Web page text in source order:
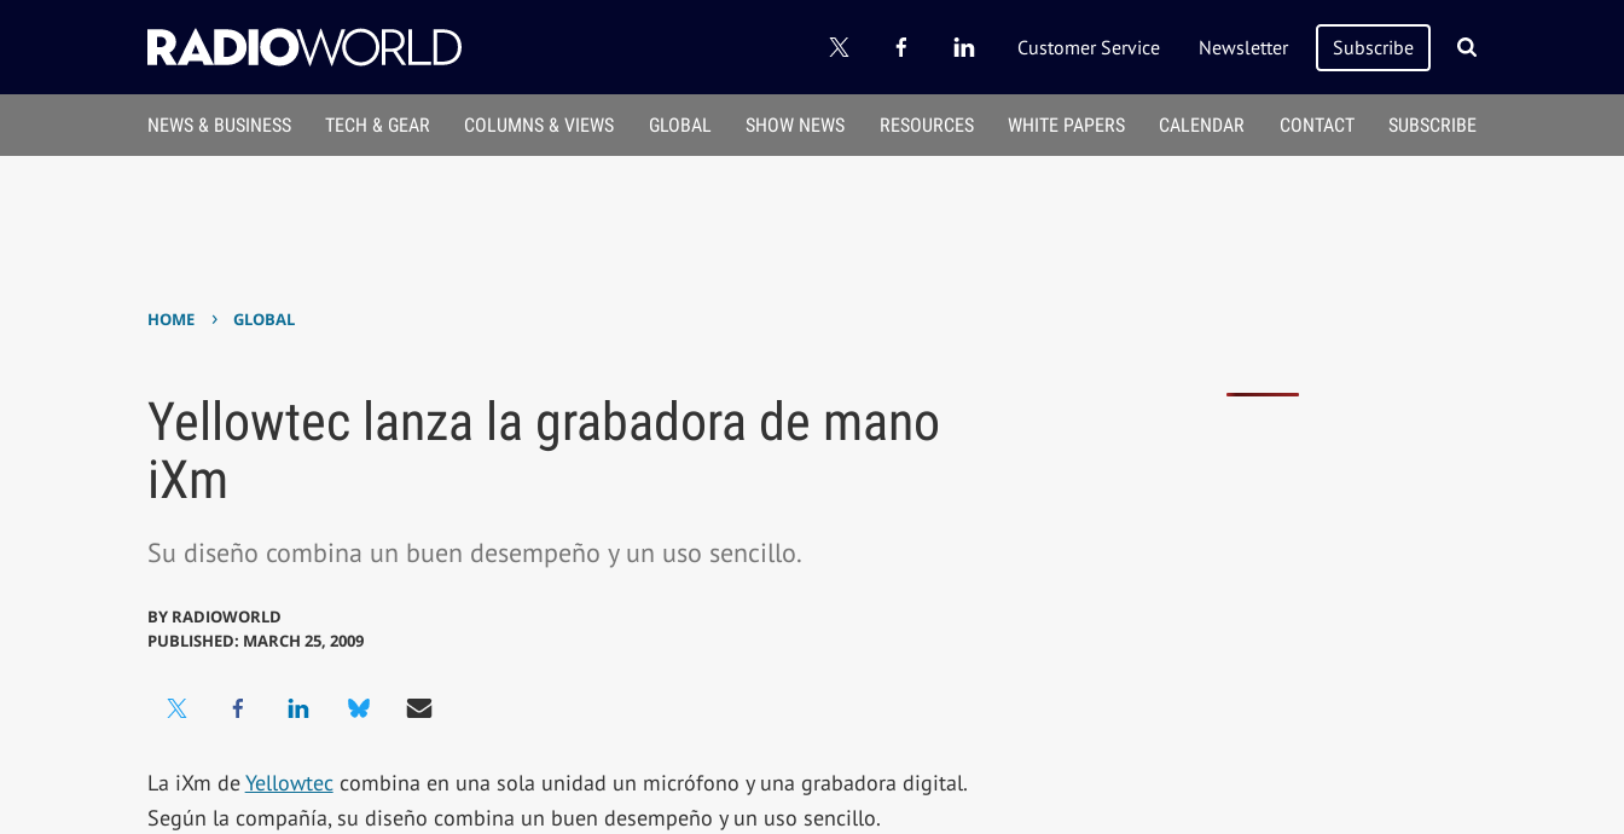
Customer Service Newsletter Subscribe
NEWS & BUSINESS TECH & GEAR COLUMNS & VIEWS GLOBAL SHOW NEWS RESOURCES WHITE PAPERS CALENDAR CONTACT SUBSCRIBE
HOME › GLOBAL
Yellowtec lanza la grabadora de mano
iXm
Su diseño combina un buen desempeño y un uso sencillo.
BY RADIOWORLD
PUBLISHED: MARCH 25, 2009
La iXm deYellowteccombina en una sola unidad un micrófono y una grabadora digital.
Según la compañía, su diseño combina un buen desempeño y un uso sencillo.